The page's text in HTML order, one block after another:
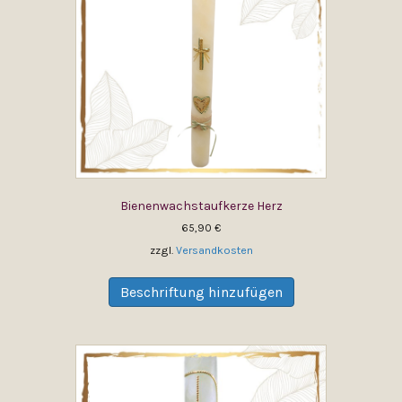
Bienenwachstaufkerze Herz
65,90 €
zzgl. Versandkosten
Beschriftung hinzufügen
weist
Varianten
auf.
Die
Optionen